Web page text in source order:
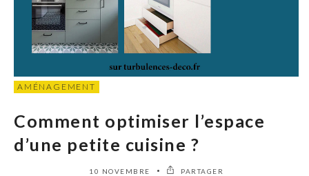
AMÉNAGEMENT
Comment optimiser l’espace
d’une petite cuisine ?
10 NOVEMBRE PARTAGER